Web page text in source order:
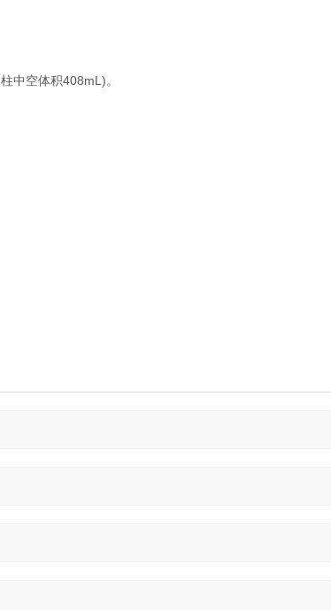
中空体积408mL)。